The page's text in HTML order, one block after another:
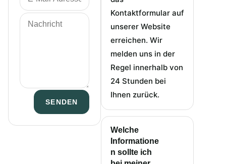
SENDEN
Kontaktformular auf
unserer Website
erreichen. Wir
melden uns in der
Regel innerhalb von
24 Stunden bei
Ihnen zurück.
Welche
Informatione
n sollte ich